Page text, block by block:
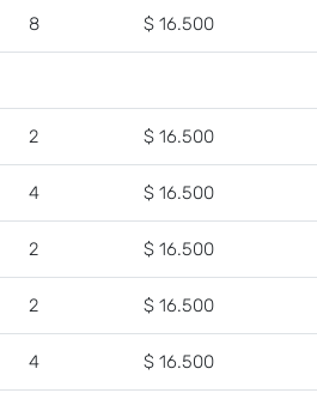
8 $ 16.500
2 $ 16.500
4 $ 16.500
2 $ 16.500
2 $ 16.500
4 $ 16.500